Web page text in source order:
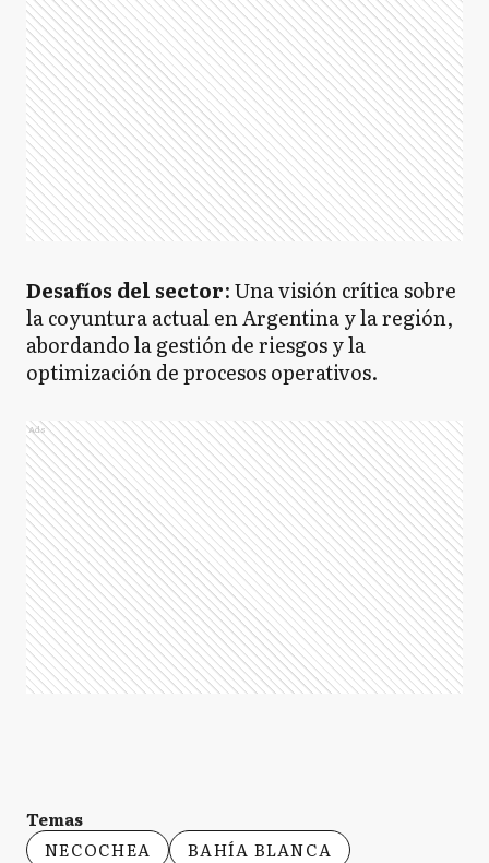
Desafíos del sector: Una visión crítica sobre
la coyuntura actual en Argentina y la región,
abordando la gestión de riesgos y la
optimización de procesos operativos.
Ads
Temas
NECOCHEA
BAHÍA BLANCA